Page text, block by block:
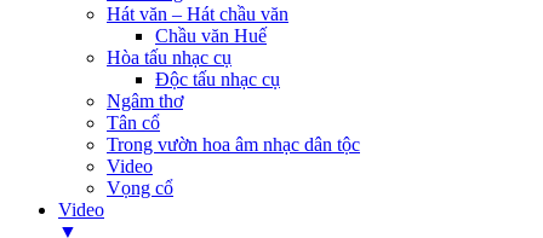
Hát văn – Hát chầu văn
Chầu văn Huế
Hòa tấu nhạc cụ
Độc tấu nhạc cụ
Ngâm thơ
Tân cổ
Trong vườn hoa âm nhạc dân tộc
Video
Vọng cổ
Video
▼